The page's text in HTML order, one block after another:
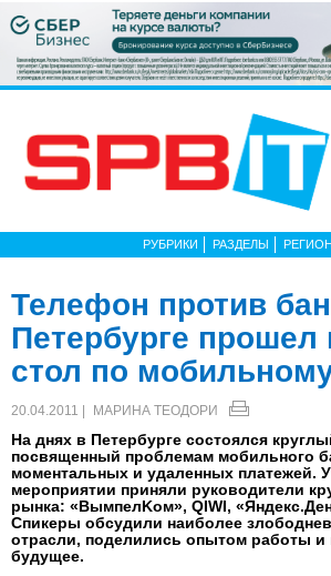
РУБРИКИ РАЗДЕЛЫ
Телефон против
Петербурге прошел
стол по
20.04.2011 | МАРИНА ТЕОДОРИ
На днях в Петербурге состоялся
посвященный проблемам мобильного
моментальных и удаленных платежей.
мероприятии приняли руководители
рынка: «ВымпелKом», QIWI,
Спикеры обсудили наиболее
отрасли, поделились опытом работы и
будущее.